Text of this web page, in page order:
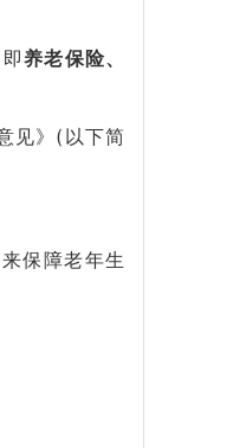
即养老保险、
见》(以下简
保障老年生